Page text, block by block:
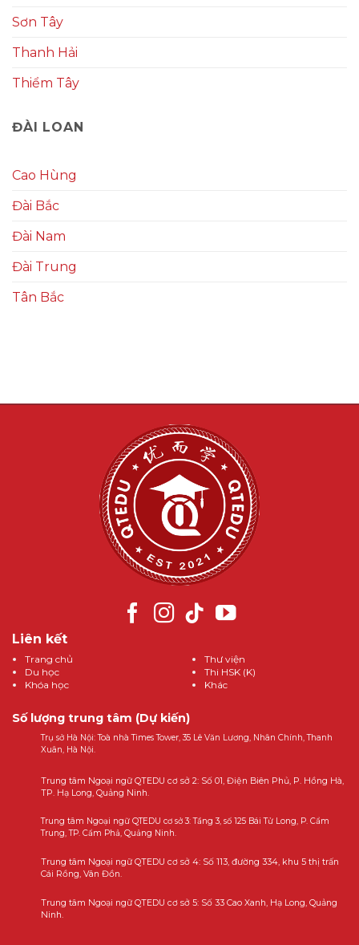
Sơn Tây
Thanh Hải
Thiểm Tây
ĐÀI LOAN
Cao Hùng
Đài Bắc
Đài Nam
Đài Trung
Tân Bắc
Liên kết
Trang chủ
Du học
Khóa học
Thư viện
Thi HSK (K)
Khác
Số lượng trung tâm (Dự kiến)
Trụ sở Hà Nội: Toà nhà Times Tower, 35 Lê Văn Lương, Nhân Chính, Thanh
Xuân, Hà Nội.
Trung tâm Ngoại ngữ QTEDU cơ sở 2: Số 01, Điện Biên Phủ, P. Hồng Hà,
TP. Hạ Long, Quảng Ninh.
Trung tâm Ngoại ngữ QTEDU cơ sở 3: Tầng 3, số 125 Bái Tử Long, P. Cẩm
Trung, TP. Cẩm Phả, Quảng Ninh.
Trung tâm Ngoại ngữ QTEDU cơ sở 4: Số 113, đường 334, khu 5 thị trấn
Cái Rồng, Vân Đồn.
Trung tâm Ngoại ngữ QTEDU cơ sở 5: Số 33 Cao Xanh, Hạ Long, Quảng
Ninh.